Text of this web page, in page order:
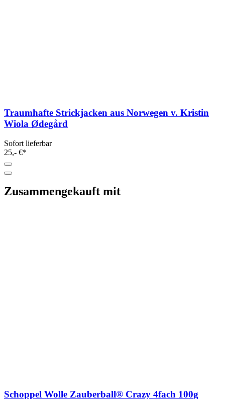
Traumhafte Strickjacken aus Norwegen v. Kristin
Wiola Ødegård
Sofort lieferbar
25,- €*
Zusammengekauft mit
Schoppel Wolle Zauberball® Crazy 4fach 100g